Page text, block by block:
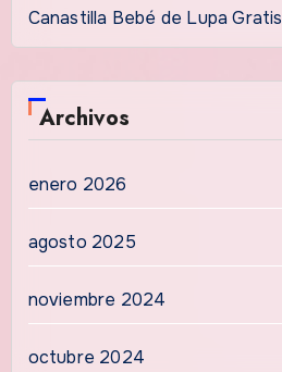
Canastilla Bebé de Lupa Gratis
Archivos
enero 2026
agosto 2025
noviembre 2024
octubre 2024